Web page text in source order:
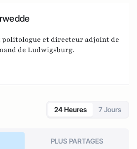
et directeur adjoint de
de Ludwigsburg.
24 Heures 7 Jours
PLUS PARTAGES